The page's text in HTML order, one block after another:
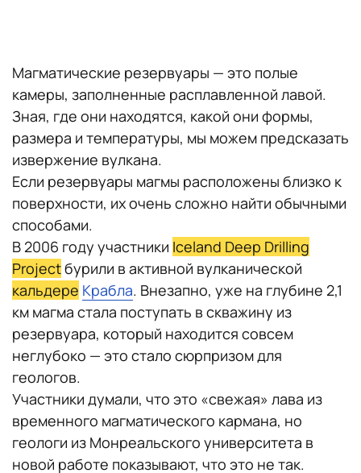
Магматические резервуары — это полые
камеры, заполненные расплавленной лавой.
Зная, где они находятся, какой они формы,
размера и температуры, мы можем предсказать
извержение вулкана.
Если резервуары магмы расположены близко к
поверхности, их очень сложно найти обычными
способами.
В 2006 году участники Iceland Deep Drilling
Projectбурили в активной вулканической
кальдере Крабла. Внезапно, уже на глубине 2,1
км магма стала поступать в скважину из
резервуара, который находится совсем
неглубоко — это стало сюрпризом для
геологов.
Участники думали, что это «свежая» лава из
временного магматического кармана, но
геологи из Монреальского университета в
новой работе показывают, что это не так.